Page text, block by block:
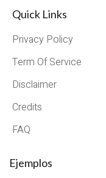
Quick Links
Privacy Policy
Term Of Service
Disclaimer
Credits
FAQ
Ejemplos